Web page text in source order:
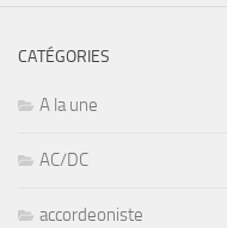
CATÉGORIES
A la une
AC/DC
accordeoniste